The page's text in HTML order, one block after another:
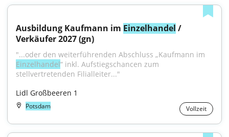
Ausbildung Kaufmann im Einzelhandel /
Verkäufer 2027 (gn)
Einzelhandel“ inkl. Aufstiegschancen zum
stellvertretenden Filialleiter..."
Lidl Großbeeren 1
Potsdam Vollzeit